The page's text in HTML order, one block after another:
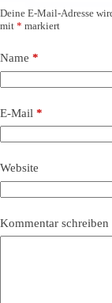
Deine E-Mail-Adresse
mit * markiert
Name *
E-Mail *
Website
Kommentar schreiben